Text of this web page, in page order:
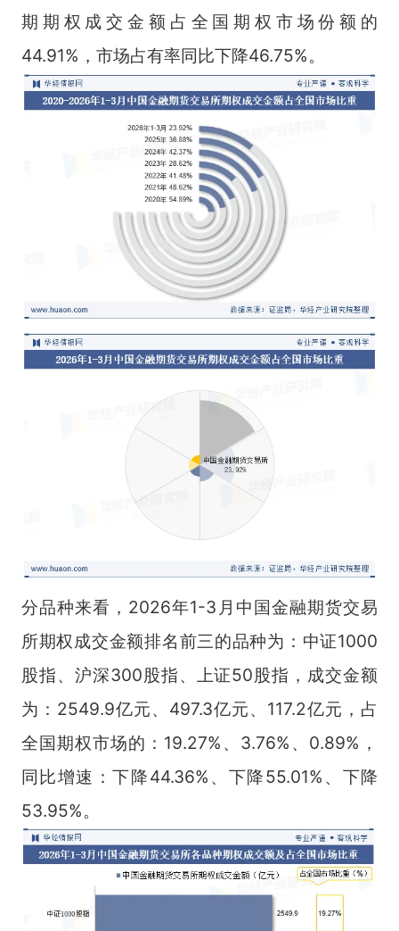
期期权成交金额占全国期权市场份额的
44.91%，市场占有率同比下降46.75%。
分品种来看，2026年1-3月中国金融期货交易
所期权成交金额排名前三的品种为：中证1000
股指、沪深300股指、上证50股指，成交金额
为：2549.9亿元、497.3亿元、117.2亿元，占
全国期权市场的：19.27%、3.76%、0.89%，
同比增速：下降44.36%、下降55.01%、下降
53.95%。